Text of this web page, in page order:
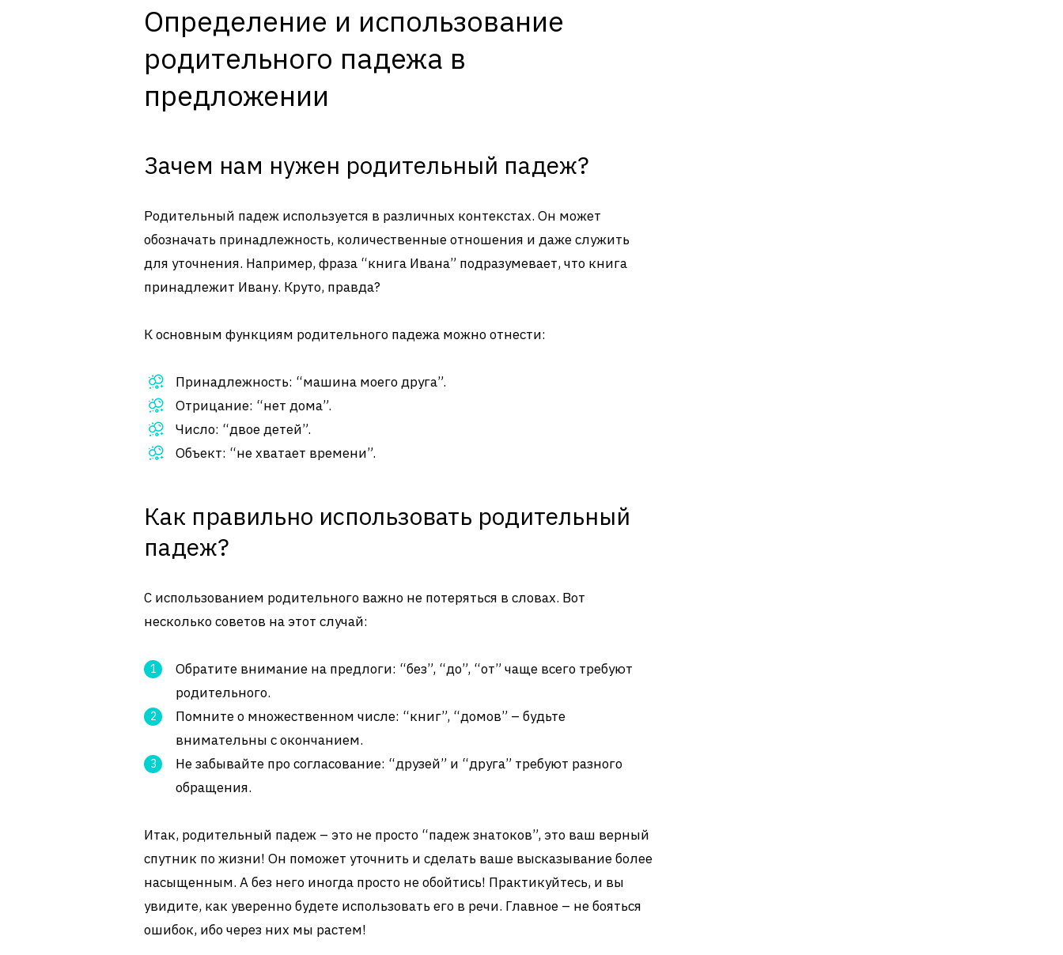
Определение и использование
родительного падежа в
предложении
Зачем нам нужен родительный падеж?
Родительный падеж используется в различных контекстах. Он может
обозначать принадлежность, количественные отношения и даже служить
для уточнения. Например, фраза “книга Ивана” подразумевает, что книга
принадлежит Ивану. Круто, правда?
К основным функциям родительного падежа можно отнести:
Принадлежность: “машина моего друга”.
Отрицание: “нет дома”.
Число: “двое детей”.
Объект: “не хватает времени”.
Как правильно использовать родительный
падеж?
С использованием родительного важно не потеряться в словах. Вот
несколько советов на этот случай:
Обратите внимание на предлоги: “без”, “до”, “от” чаще всего требуют
родительного.
Помните о множественном числе: “книг”, “домов” – будьте
внимательны с окончанием.
Не забывайте про согласование: “друзей” и “друга” требуют разного
обращения.
Итак, родительный падеж – это не просто “падеж знатоков”, это ваш верный
спутник по жизни! Он поможет уточнить и сделать ваше высказывание более
насыщенным. А без него иногда просто не обойтись! Практикуйтесь, и вы
увидите, как уверенно будете использовать его в речи. Главное – не бояться
ошибок, ибо через них мы растем!